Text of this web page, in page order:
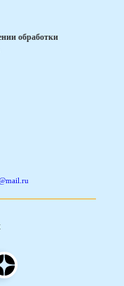
обработки